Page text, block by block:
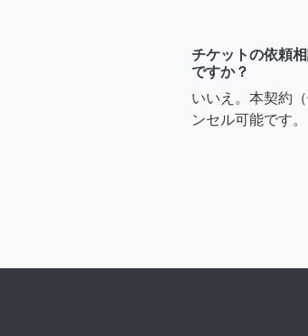
チケットの依頼
ですか？
いいえ。本契約
ンセル可能です。